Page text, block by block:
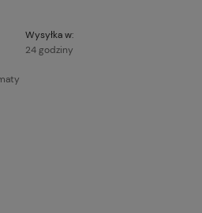
Wysyłka w:
24 godziny
kosztów płatności